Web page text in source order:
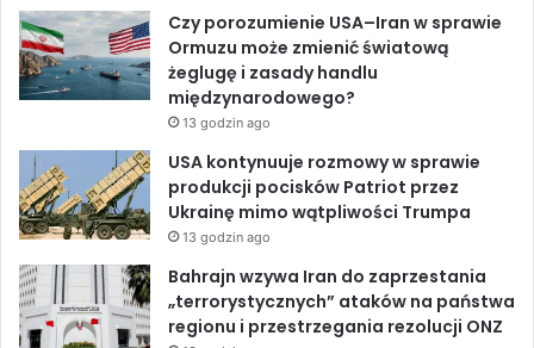
i
o
d
7
d
z
i
e
r
n
i
o
k
I
n
e
Czy porozumienie USA–Iran w sprawie
Ormuzu może zmienić światową
żeglugę i zasady handlu
międzynarodowego?
13 godzin ago
USA kontynuuje rozmowy w sprawie
produkcji pocisków Patriot przez
Ukrainę mimo wątpliwości Trumpa
13 godzin ago
Bahrajn wzywa Iran do zaprzestania
„terrorystycznych” ataków na państwa
regionu i przestrzegania rezolucji ONZ